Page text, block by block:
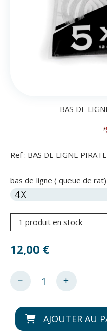
BAS DE
Ref : BAS DE LIGNE
bas de ligne ( queue de rat)
1 produit en stock
12,00 €
AJOUTER AU